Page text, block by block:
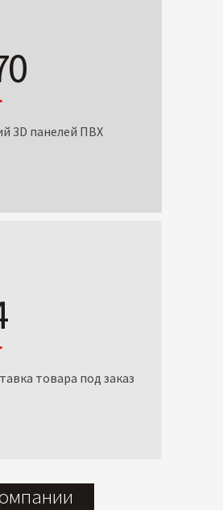
3D панелей ПВХ
товара под заказ